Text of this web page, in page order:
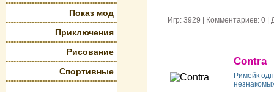
Показ мод
Приключения
Рисование
Спортивные
Игр: 3929 | Комментариев: 0
Contra
Римейк